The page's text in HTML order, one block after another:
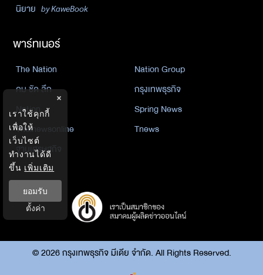
นิยาย by KaweBook
พาร์ทเนอร์
The Nation
Nation Group
คม ชัด ลึก
กรุงเทพธุรกิจ
Nation
Spring News
Thainewsonline
Tnews
ฐานเศรษฐกิจ
©2026กรุงเทพธุรกิจ มีเดีย จำกัด. All Rights Reserved.
×
เราใช้คุกกี้
เพื่อให้
เว็บไซต์
ทำงานได้ดี
ขึ้น เพิ่มเติม
ยอมรับ
ตั้งค่า